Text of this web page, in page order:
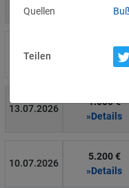
»Details
14.07.2026
1.150 €
»Details
13.07.2026
1.000 €
»Details
10.07.2026
5.200 €
»Details
Quellen
Teilen